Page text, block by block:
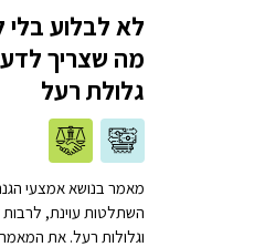
לא לבלוע בלי
מה שצריך
גלולת רעל
מאמר בנושא אמצעי
השתלטות עוינת, לרבות
וגלולות רעל. את